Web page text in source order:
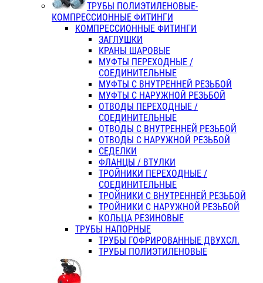
ТРУБЫ ПОЛИЭТИЛЕНОВЫЕ-
КОМПРЕССИОННЫЕ ФИТИНГИ
КОМПРЕССИОННЫЕ ФИТИНГИ
ЗАГЛУШКИ
КРАНЫ ШАРОВЫЕ
МУФТЫ ПЕРЕХОДНЫЕ /
СОЕДИНИТЕЛЬНЫЕ
МУФТЫ С ВНУТРЕННЕЙ РЕЗЬБОЙ
МУФТЫ С НАРУЖНОЙ РЕЗЬБОЙ
ОТВОДЫ ПЕРЕХОДНЫЕ /
СОЕДИНИТЕЛЬНЫЕ
ОТВОДЫ С ВНУТРЕННЕЙ РЕЗЬБОЙ
ОТВОДЫ С НАРУЖНОЙ РЕЗЬБОЙ
СЕДЕЛКИ
ФЛАНЦЫ / ВТУЛКИ
ТРОЙНИКИ ПЕРЕХОДНЫЕ /
СОЕДИНИТЕЛЬНЫЕ
ТРОЙНИКИ С ВНУТРЕННЕЙ РЕЗЬБОЙ
ТРОЙНИКИ С НАРУЖНОЙ РЕЗЬБОЙ
КОЛЬЦА РЕЗИНОВЫЕ
ТРУБЫ НАПОРНЫЕ
ТРУБЫ ГОФРИРОВАННЫЕ ДВУХСЛ.
ТРУБЫ ПОЛИЭТИЛЕНОВЫЕ